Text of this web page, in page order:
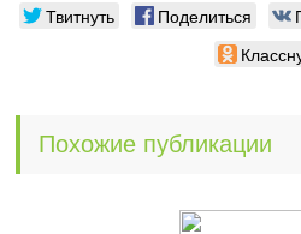
Твитнуть Поделиться
Похожие публикации